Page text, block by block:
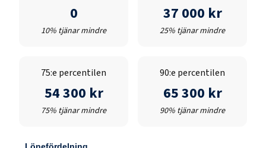
0
10% tjänar mindre
37 000 kr
25% tjänar mindre
75:e percentilen
54 300 kr
75% tjänar mindre
90:e percentilen
65 300 kr
90% tjänar mindre
Lönefördelning